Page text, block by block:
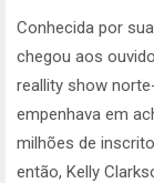
Conhecida por
chegou aos
reallity show
empenhava em
milhões de
então, Kelly